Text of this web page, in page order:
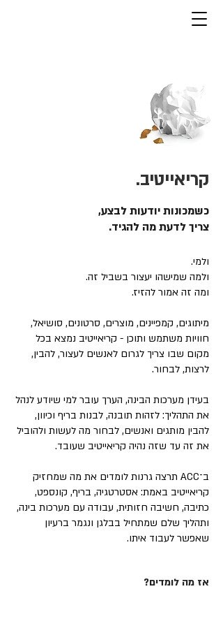
קריאייטיב.
כשמכונות יודעות לבצע,
צריך לדעת מה להגיד.
ולמי.
ולמה שמישהו יעצור בשביל זה.
ומה זה אמור להזיז.
מיתוגים, קמפיינים, מוצרים, סרטונים, סושיאל,
חוויות משתמש ותוכן - קריאייטיב נמצא בכל
מקום שבו צריך לגרום לאנשים לעצור, להבין,
לרצות, לבחור.
בעידן מערכות הבינה, הערך עובר למי שיודע לנהל
את התהליך: לזהות תובנה, לבנות בריף וכיוון,
להבין מותגים ואנשים, לבחור מה לעשות ולהוביל
את זה עד שזה נהיה קריאייטיב שעובד.
ב־ACC תרצה גרנות לומדים את מה שמחזיק
קריאייטיב באמת: אסטרטגיה, בריף, קונספט,
כתיבה, חשיבה חזותית, עבודה עם מערכות בינה,
ותהליך שלם שמתחיל בבלגן ונגמר ברעיון
שאפשר לעבוד איתו.
אז מה לומדים?